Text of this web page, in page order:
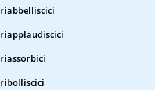
riabbelliscici
riapplaudiscici
riassorbici
ribolliscici